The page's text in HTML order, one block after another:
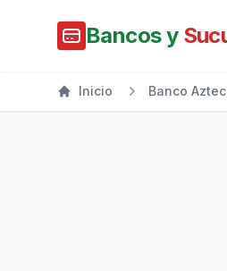
Bancos y
Inicio Banco